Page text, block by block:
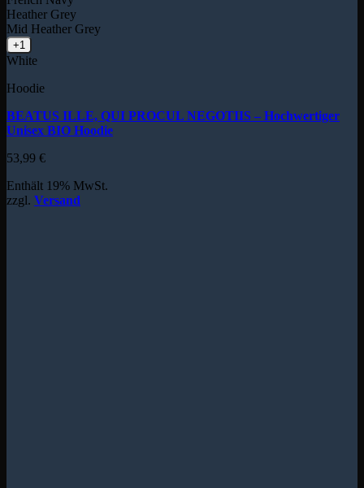
Heather Grey
Mid Heather Grey
+1
White
Hoodie
BEATUS ILLE, QUI PROCUL NEGOTIIS – Hochwertiger
Unisex BIO Hoodie
53,99 €
Enthält 19% MwSt.
zzgl. Versand